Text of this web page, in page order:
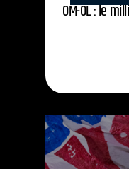
OM-OL : le